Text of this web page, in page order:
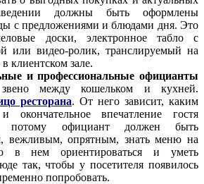
должны быть оформлены
с предложениями и блюдами дня. Это
доски, электронное табло с
или видео-ролик, транслируемый на
клиентском зале.
и профессиональные официанты
между кошельком и кухней.
ресторана. От него зависит, каким
окончательное впечатление гостя
потому официант должен быть
вежливым, опрятным, знать меню на
в нем ориентироваться и уметь
так, чтобы у посетителя появилось
попробовать.